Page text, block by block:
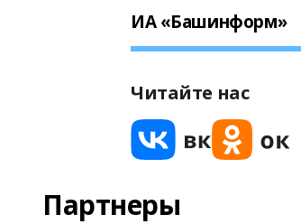
ИА «Башинформ»
Читайте нас
Партнеры